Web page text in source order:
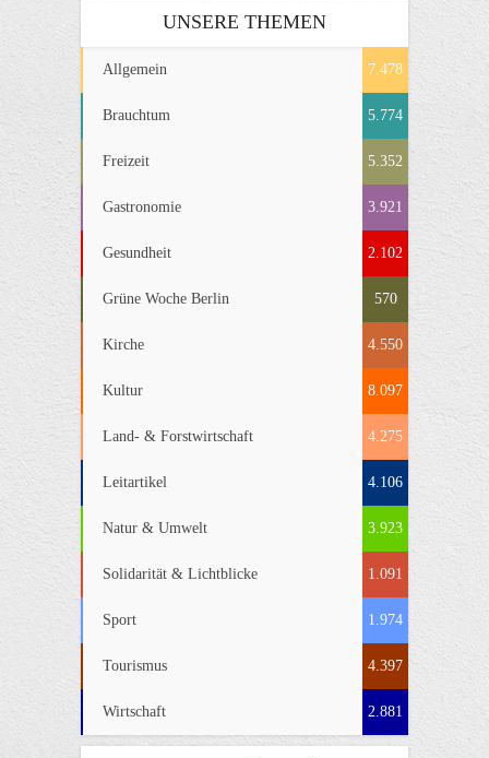
UNSERE THEMEN
Allgemein 7.478
Brauchtum 5.774
Freizeit 5.352
Gastronomie 3.921
Gesundheit 2.102
Grüne Woche Berlin 570
Kirche 4.550
Kultur 8.097
Land- & Forstwirtschaft 4.275
Leitartikel 4.106
Natur & Umwelt 3.923
Solidarität & Lichtblicke 1.091
Sport 1.974
Tourismus 4.397
Wirtschaft 2.881